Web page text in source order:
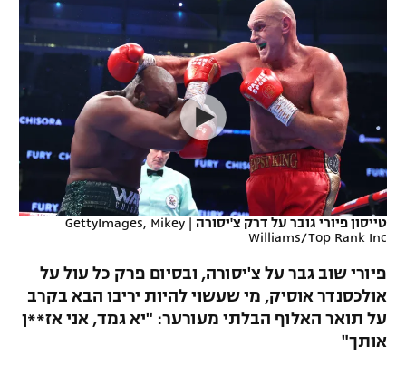
רץ ברשת
תוצאות
לוח שידורים
ברחבה
נבחרת ישראל
מכבי חיפה
בית"ר ירושלים
מכבי תל אביב
הפועל תל אביב
הפועל חיפה
הפועל באר שבע
ליגה גרמנית
ליגה ספרדית
ליגה איטלקית
ליגה צרפתית
ליגה הולנדית
ליגה סינית
ליגה ברזילאית
כדורסל נשים
מכבי תל אביב
הפועל חולון
הפועל ירושלים
דני אבדיה
יורוליג
יורוקאפ
ענפים נוספים
כדוריד
כדורעף
שחייה
אגרוף
ספורט אולימפי
טייסון פיורי גובר על דרק צ'יסורה |
GettyImages, Mikey
Williams/Top Rank Inc
פיורי שוב גבר על צ'יסורה, ובסיום פרק כל עול על
אולכסנדר אוסיק, מי שעשוי להיות יריבו הבא בקרב
על תואר האלוף הבלתי מעורער: "יא גמד, אני אז**ן
אותך"